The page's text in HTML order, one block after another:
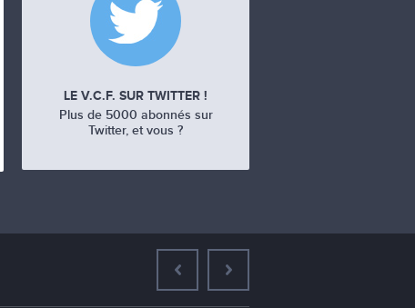
LE V.C.F. SUR TWITTER !
Plus de 5000 abonnés sur
Twitter, et vous ?